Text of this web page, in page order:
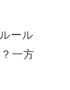
ール
一方